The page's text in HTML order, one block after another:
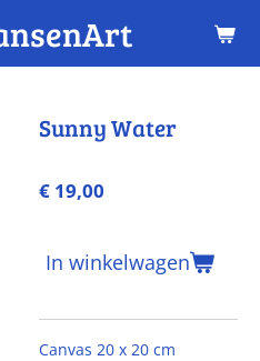
Sunny Water
€ 19,00
In winkelwagen
Canvas 20 x 20 cm